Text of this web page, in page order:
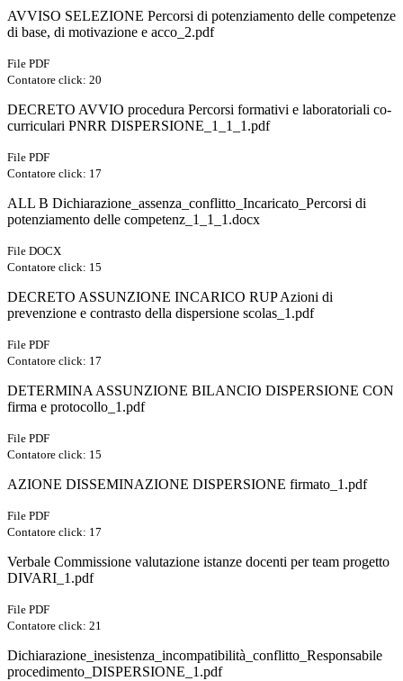
AVVISO SELEZIONE Percorsi di potenziamento delle competenze
di base, di motivazione e acco_2.pdf
File PDF
Contatore click: 20
DECRETO AVVIO procedura Percorsi formativi e laboratoriali co-
curriculari PNRR DISPERSIONE_1_1_1.pdf
File PDF
Contatore click: 17
ALL B Dichiarazione_assenza_conflitto_Incaricato_Percorsi di
potenziamento delle competenz_1_1_1.docx
File DOCX
Contatore click: 15
DECRETO ASSUNZIONE INCARICO RUP Azioni di
prevenzione e contrasto della dispersione scolas_1.pdf
File PDF
Contatore click: 17
DETERMINA ASSUNZIONE BILANCIO DISPERSIONE CON
firma e protocollo_1.pdf
File PDF
Contatore click: 15
AZIONE DISSEMINAZIONE DISPERSIONE firmato_1.pdf
File PDF
Contatore click: 17
Verbale Commissione valutazione istanze docenti per team progetto
DIVARI_1.pdf
File PDF
Contatore click: 21
Dichiarazione_inesistenza_incompatibilità_conflitto_Responsabile
procedimento_DISPERSIONE_1.pdf